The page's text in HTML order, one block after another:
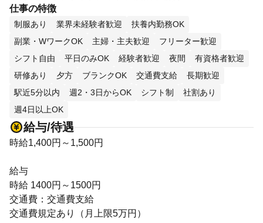
仕事の特徴
制服あり 業界未経験者歓迎
扶養内勤務OK
副業・WワークOK
主婦・主夫歓迎
フリーター歓迎
シフト自由
平日のみOK 経験者歓迎 夜間
有資格者歓迎
研修あり
夕方 ブランクOK 交通費支給
長期歓迎
駅近5分以内
週2・3日からOK シフト制
社割あり
週4日以上OK
給与/待遇
時給1,400円～1,500円
給与
時給 1400円～1500円
交通費：交通費支給
交通費規定あり（月上限5万円）